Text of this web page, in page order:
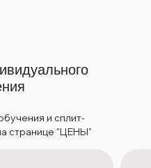
и сплит-
странице "ЦЕНЫ"